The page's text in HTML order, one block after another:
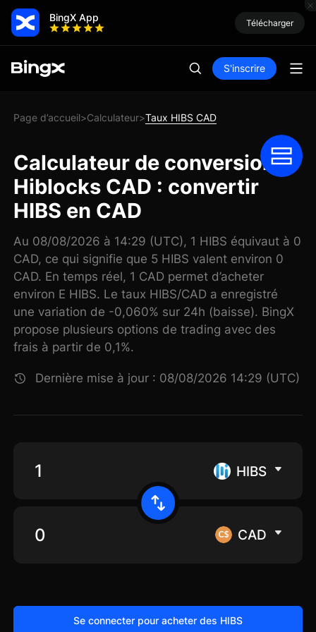
BingX App Télécharger
S'inscrire
Page d’accueil>Calculateur>Taux HIBS CAD
Calculateur de conversion
Hiblocks CAD : convertir
HIBS en CAD
Au 08/08/2026 à 14:29 (UTC), 1 HIBS équivaut à 0
CAD, ce qui signifie que 5 HIBS valent environ 0
CAD. En temps réel, 1 CAD permet d’acheter
environ E HIBS. Le taux HIBS/CAD a enregistré
une variation de -0,060% sur 24h (baisse). BingX
propose plusieurs options de trading avec des
frais à partir de 0,1%.
Dernière mise à jour : 08/08/2026 14:29 (UTC)
HIBS
CAD
Se connecter pour acheter des HIBS